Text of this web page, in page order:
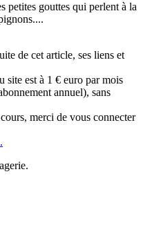
petites gouttes qui perlent à la
de cet article, ses liens et
site est à 1 € euro par mois
annuel), sans
merci de vous connecter